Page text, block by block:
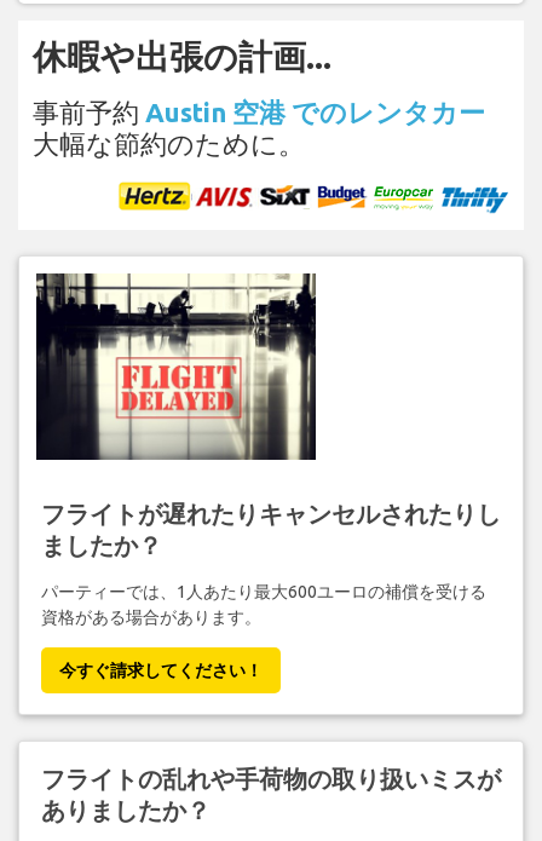
休暇や出張の計画...
事前予約 Austin 空港 でのレンタカー
大幅な節約のために。
フライトが遅れたりキャンセルされたりし
ましたか？
パーティーでは、1人あたり最大600ユーロの補償を受ける
資格がある場合があります。
今すぐ請求してください！
フライトの乱れや手荷物の取り扱いミスが
ありましたか？